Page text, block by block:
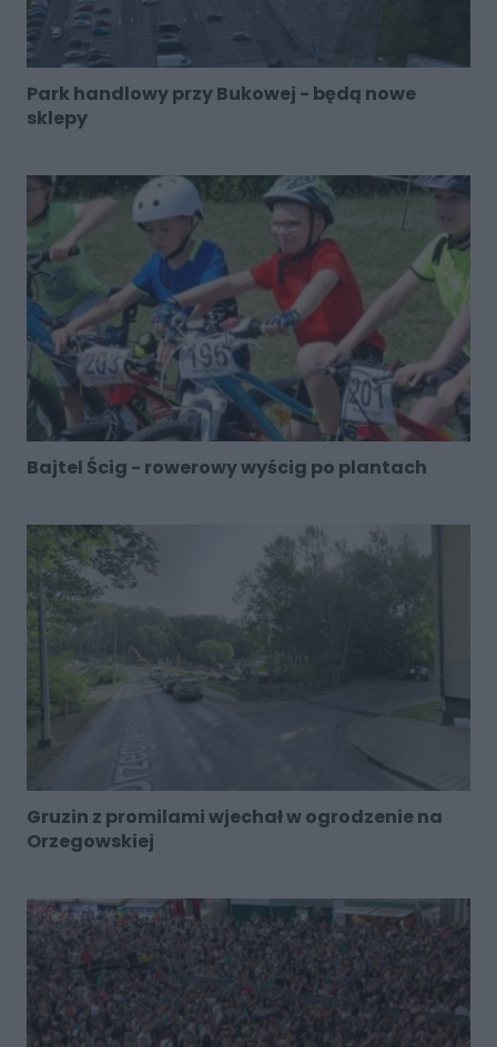
Park handlowy przy Bukowej - będą nowe
sklepy
Bajtel Ścig - rowerowy wyścig po plantach
Gruzin z promilami wjechał w ogrodzenie na
Orzegowskiej